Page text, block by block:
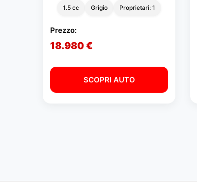
1.5 cc Grigio Proprietari: 1
Prezzo:
18.980 €
SCOPRI AUTO